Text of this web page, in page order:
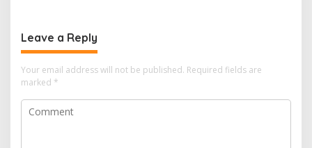
Leave a Reply
Your email address will not be published. Required fields are
marked *